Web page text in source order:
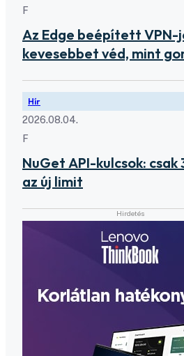
F
Az Edge beépített VPN-
kevesebbet véd, mint
Hír
2026.08.04.
F
NuGet API-kulcsok: csak
az új limit